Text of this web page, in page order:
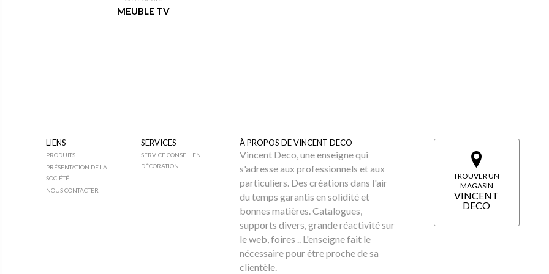
MEUBLE TV
LIENS
PRODUITS
PRÉSENTATION DE LA
SOCIÉTÉ
NOUS CONTACTER
SERVICES
SERVICE CONSEIL EN
DÉCORATION
À PROPOS DE VINCENT DECO
Vincent Deco, une enseigne qui
s'adresse aux professionnels et aux
particuliers. Des créations dans l'air
du temps garantis en solidité et
bonnes matières. Catalogues,
supports divers, grande réactivité sur
le web, foires .. L'enseigne fait le
nécessaire pour être proche de sa
clientèle.
TROUVER UN
MAGASIN
VINCENT
DECO